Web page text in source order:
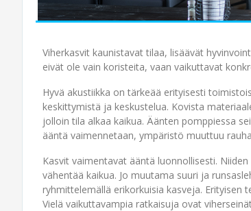
Viherkasvit kaunistavat tilaa, lisäävät
eivät ole vain koristeita, vaan vaikuttavat
Hyvä akustiikka on tärkeää erityisesti
keskittymistä ja keskustelua. Kovista
jolloin tila alkaa kaikua. Äänten pomppiessa
ääntä vaimennetaan, ympäristö muuttuu
Kasvit vaimentavat ääntä luonnollisesti.
vähentää kaikua. Jo muutama suuri ja
ryhmittelemällä erikorkuisia kasveja.
Vielä vaikuttavampia ratkaisuja ovat